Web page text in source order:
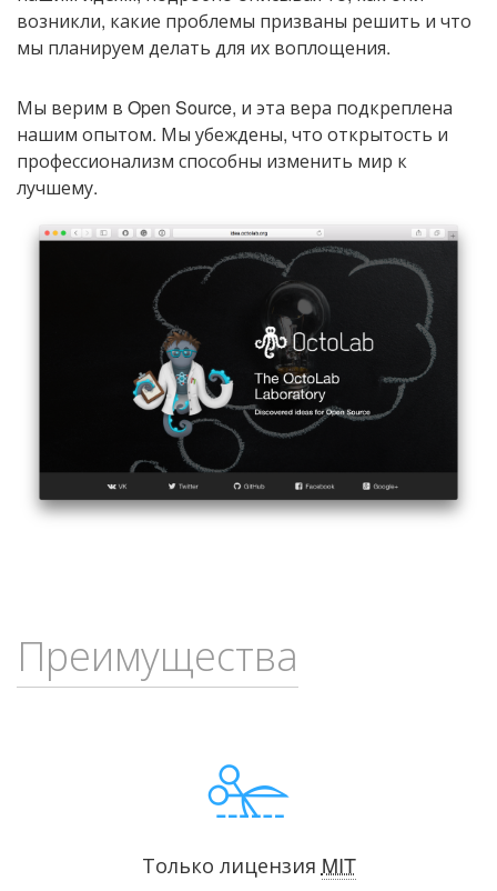
возникли, какие проблемы призваны решить и что
мы планируем делать для их воплощения.
Мы верим в Open Source, и эта вера подкреплена
нашим опытом. Мы убеждены, что открытость и
профессионализм способны изменить мир к
лучшему.
Преимущества
Только лицензия MIT